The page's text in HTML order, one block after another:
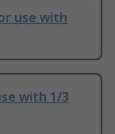
use with
with 1/3